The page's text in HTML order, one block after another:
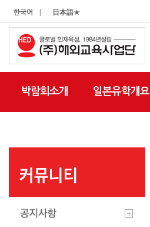
한국어 日本語★
박람회소개 일본유학개요